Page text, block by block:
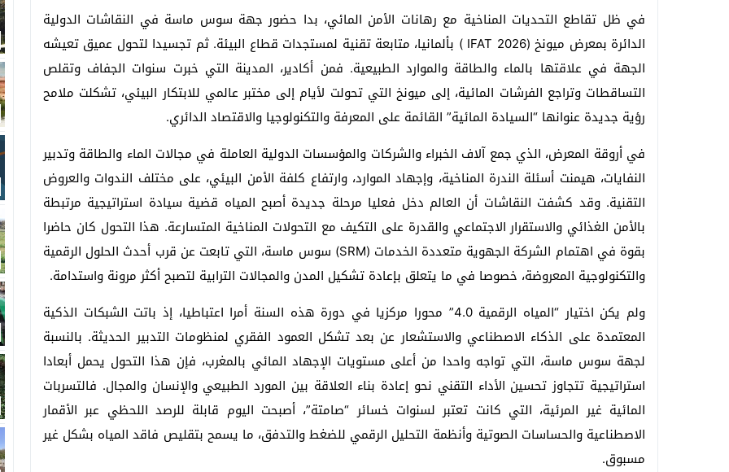
في ظل تقاطع التحديات المناخية مع رهانات الأمن المائي، بدا حضور جهة سوس ماسة في النقاشات الدولية
الدائرة بمعرض ميونخ (IFAT 2026 ) بألمانيا، متابعة تقنية لمستجدات قطاع البيئة. ثم تجسيدا لتحول عميق تعيشه
الجهة في علاقتها بالماء والطاقة والموارد الطبيعية. فمن أكادير، المدينة التي خبرت سنوات الجفاف وتقلص
التساقطات وتراجع الفرشات المائية، إلى ميونخ التي تحولت لأيام إلى مختبر عالمي للابتكار البيئي، تشكلت ملامح
رؤية جديدة عنوانها “السيادة المائية” القائمة على المعرفة والتكنولوجيا والاقتصاد الدائري.
في أروقة المعرض، الذي جمع آلاف الخبراء والشركات والمؤسسات الدولية العاملة في مجالات الماء والطاقة وتدبير
النفايات، هيمنت أسئلة الندرة المناخية، وإجهاد الموارد، وارتفاع كلفة الأمن البيئي، على مختلف الندوات والعروض
التقنية. وقد كشفت النقاشات أن العالم دخل فعليا مرحلة جديدة أصبح المياه قضية سيادة استراتيجية مرتبطة
بالأمن الغذائي والاستقرار الاجتماعي والقدرة على التكيف مع التحولات المناخية المتسارعة. هذا التحول كان حاضرا
بقوة في اهتمام الشركة الجهوية متعددة الخدمات (SRM) سوس ماسة، التي تابعت عن قرب أحدث الحلول الرقمية
والتكنولوجية المعروضة، خصوصا في ما يتعلق بإعادة تشكيل المدن والمجالات الترابية لتصبح أكثر مرونة واستدامة.
ولم يكن اختيار “المياه الرقمية 4.0” محورا مركزيا في دورة هذه السنة أمرا اعتباطيا، إذ باتت الشبكات الذكية
المعتمدة على الذكاء الاصطناعي والاستشعار عن بعد تشكل العمود الفقري لمنظومات التدبير الحديثة. بالنسبة
لجهة سوس ماسة، التي تواجه واحدا من أعلى مستويات الإجهاد المائي بالمغرب، فإن هذا التحول يحمل أبعادا
استراتيجية تتجاوز تحسين الأداء التقني نحو إعادة بناء العلاقة بين المورد الطبيعي والإنسان والمجال. فالتسربات
المائية غير المرئية، التي كانت تعتبر لسنوات خسائر “صامتة”، أصبحت اليوم قابلة للرصد اللحظي عبر الأقمار
الاصطناعية والحساسات الصوتية وأنظمة التحليل الرقمي للضغط والتدفق، ما يسمح بتقليص فاقد المياه بشكل غير
مسبوق.